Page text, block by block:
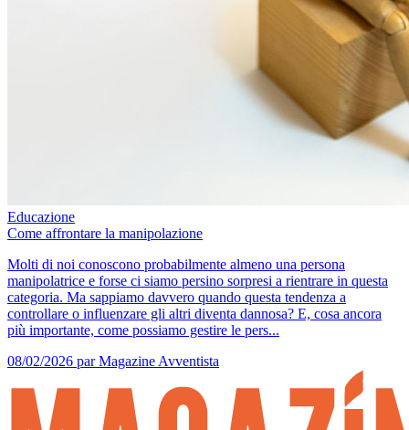
Educazione
Come affrontare la manipolazione
Molti di noi conoscono probabilmente almeno una persona
manipolatrice e forse ci siamo persino sorpresi a rientrare in questa
categoria. Ma sappiamo davvero quando questa tendenza a
controllare o influenzare gli altri diventa dannosa? E, cosa ancora
più importante, come possiamo gestire le pers...
08/02/2026 par Magazine Avventista